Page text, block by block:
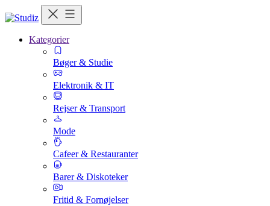
Kategorier
Bøger & Studie
Elektronik & IT
Rejser & Transport
Mode
Cafeer & Restauranter
Barer & Diskoteker
Fritid & Fornøjelser